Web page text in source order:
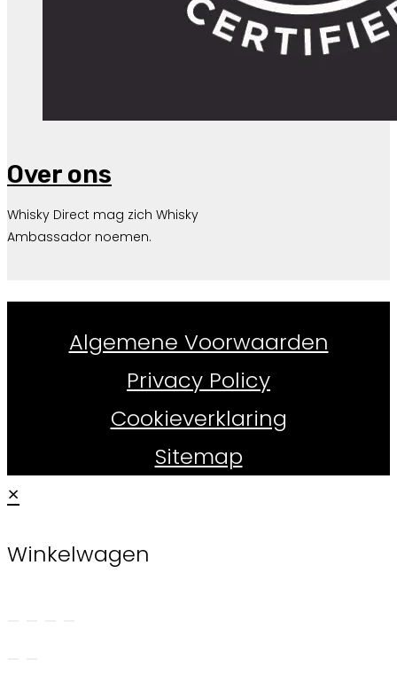
Over ons
Whisky Direct mag zich Whisky
Ambassador noemen.
Algemene Voorwaarden
Privacy Policy
Cookieverklaring
Sitemap
×
Winkelwagen